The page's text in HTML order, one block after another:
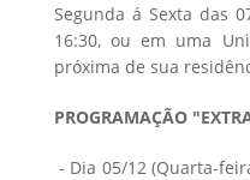
Segunda á Sexta das
16:30, ou em uma
próxima de sua
PROGRAMAÇÃO
- Dia 05/12 (Quarta-